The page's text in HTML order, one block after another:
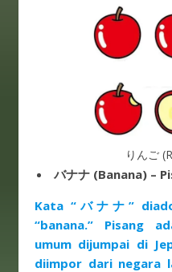
りんご
バナナ (Banana) –
Kata “バナナ”
“banana.” Pisang
umum dijumpai di
diimpor dari negara